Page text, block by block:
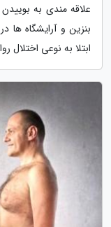
علاقه مندی به
بنزین و آرایشگاه ها
ابتلا به نوعی اختلال